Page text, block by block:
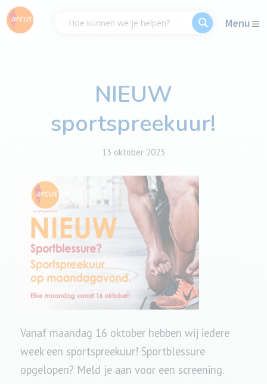
Menu
NIEUW
sportspreekuur!
13 oktober 2023
Vanaf maandag 16 oktober hebben wij iedere
week een sportspreekuur! Sportblessure
opgelopen? Meld je aan voor een screening.